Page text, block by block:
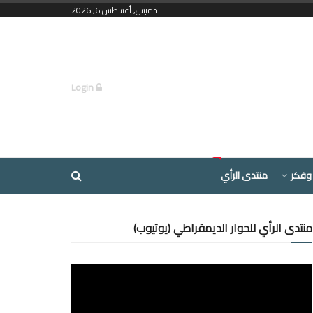
الخميس, أغسطس 6, 2026
منتدى الرأي
منتدى الرأي للحوار الديمقراطي (يوتيوب)